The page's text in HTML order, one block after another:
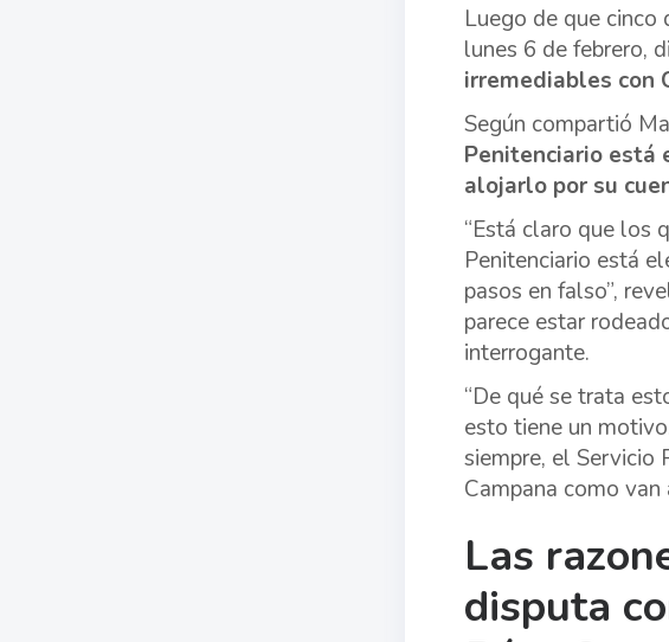
Luego de que
lunes 6 de febrero,
irremediables con
Según compartió
Penitenciario está
alojarlo por su
“Está claro que los
Penitenciario está
pasos en falso”,
parece estar
interrogante.
“De qué se trata
esto tiene un
siempre, el Servicio
Campana como
Las
disputa